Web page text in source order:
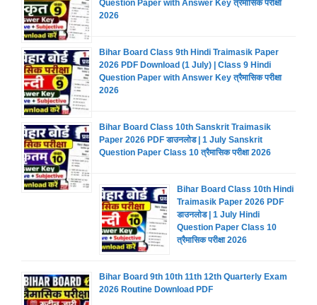
Question Paper with Answer Key त्रैमासिक परीक्षा
2026
Bihar Board Class 9th Hindi Traimasik Paper
2026 PDF Download (1 July) | Class 9 Hindi
Question Paper with Answer Key त्रैमासिक परीक्षा
2026
Bihar Board Class 10th Sanskrit Traimasik
Paper 2026 PDF डाउनलोड | 1 July Sanskrit
Question Paper Class 10 त्रैमासिक परीक्षा 2026
Bihar Board Class 10th Hindi
Traimasik Paper 2026 PDF
डाउनलोड | 1 July Hindi
Question Paper Class 10
त्रैमासिक परीक्षा 2026
Bihar Board 9th 10th 11th 12th Quarterly Exam
2026 Routine Download PDF